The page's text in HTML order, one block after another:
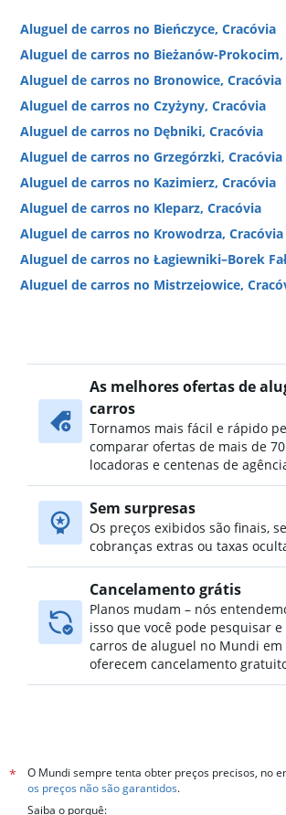
Aluguel de carros no Bieńczyce, Cracóvia
Aluguel de carros no Bieżanów-Prokocim,
Aluguel de carros no Bronowice, Cracóvia
Aluguel de carros no Czyżyny, Cracóvia
Aluguel de carros no Dębniki, Cracóvia
Aluguel de carros no Grzegórzki, Cracóvia
Aluguel de carros no Kazimierz, Cracóvia
Aluguel de carros no Kleparz, Cracóvia
Aluguel de carros no Krowodrza, Cracóvia
Aluguel de carros no Łagiewniki–Borek
Aluguel de carros no Mistrzejowice,
Aluguel de carros no Piasek Poludnie,
Aluguel de carros no Podgórze, Cracóvia
Aluguel de carros no Podgórze Duchackie,
Aluguel de carros no Prądnik Czerwony,
Aluguel de carros no Cidade Velha,
Aluguel de carros no Stradom, Cracóvia
Aluguel de carros no Swoszowice, Cracóvia
As melhores ofertas de
carros
Tornamos mais fácil e rápido
comparar ofertas de mais de
locadoras e centenas de
Sem surpresas
Os preços exibidos são finais,
cobranças extras ou taxas
Cancelamento grátis
Planos mudam – nós
isso que você pode pesquisar
carros de aluguel no Mundi em
oferecem cancelamento
*
O Mundi sempre tenta obter preços precisos, no
os preços não são garantidos.
Saiba o porquê: